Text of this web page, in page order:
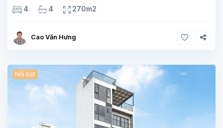
4 tầng, 4 phòng ngủ,4 phòng tắm Tầng 1 phòng bếp wc
phòng ngủ.phòng tắm Tầng 2 phong khách, phòng
4 4 270m2
Cao Văn Hưng
Nổi bật